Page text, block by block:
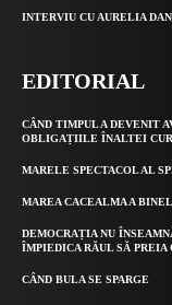
INTERVIU CU AURELIA
EDITORIAL
CÂND TIMPUL A DEVENIT
OBLIGAȚIILE ÎNALTEI
MARELE SPECTACOL AL
MAREA CACEALMA A
DEMOCRAȚIA NU
ÎMPIEDICA RĂUL SĂ PREIA
CÂND BULA SE SPARGE